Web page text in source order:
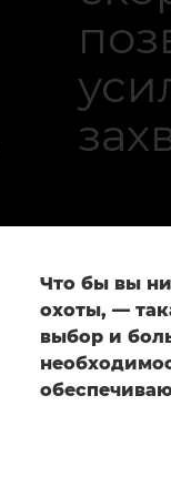
Что бы вы
охоты, —
выбор и